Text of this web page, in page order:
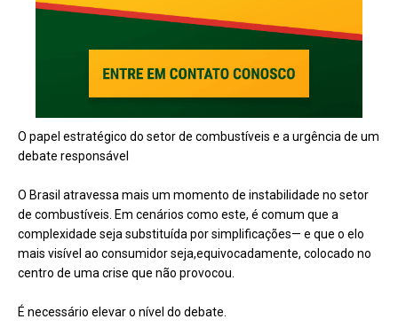
O papel estratégico do setor de combustíveis e a urgência de um
debate responsável
O Brasil atravessa mais um momento de instabilidade no setor
de combustíveis. Em cenários como este, é comum que a
complexidade seja substituída por simplificações— e que o elo
mais visível ao consumidor seja,equivocadamente, colocado no
centro de uma crise que não provocou.
É necessário elevar o nível do debate.